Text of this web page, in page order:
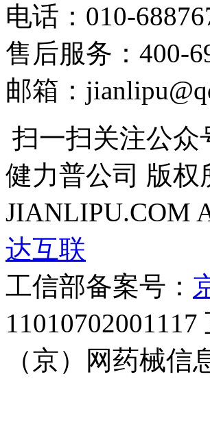
电话：010-
售后服务：400-
邮箱：
扫一扫关注公众
健力普公司 版权
JIANLIPU.COM
达互联
工信部备案号：
（京）网药械信